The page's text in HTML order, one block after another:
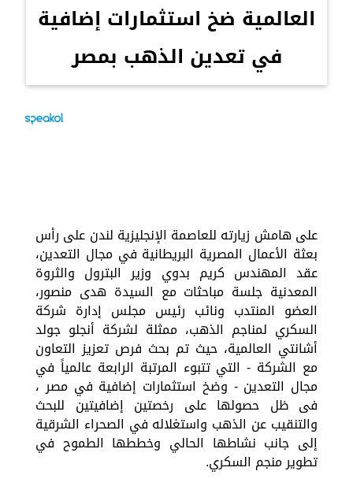
العالمية ضخ استثمارات إضافية
في تعدين الذهب بمصر
على هامش زيارته للعاصمة الإنجليزية لندن على رأس
بعثة الأعمال المصرية البريطانية في مجال التعدين،
عقد المهندس كريم بدوي وزير البترول والثروة
المعدنية جلسة مباحثات مع السيدة هدى منصور،
العضو المنتدب ونائب رئيس مجلس إدارة شركة
السكري لمناجم الذهب، ممثلة لشركة أنجلو جولد
أشانتي العالمية، حيث تم بحث فرص تعزيز التعاون
مع الشركة - التي تتبوء المرتبة الرابعة عالمياً في
مجال التعدين - وضخ استثمارات إضافية في مصر ،
فى ظل حصولها على رخصتين إضافيتين للبحث
والتنقيب عن الذهب واستغلاله في الصحراء الشرقية
إلى جانب نشاطها الحالي وخططها الطموح في
تطوير منجم السكري.